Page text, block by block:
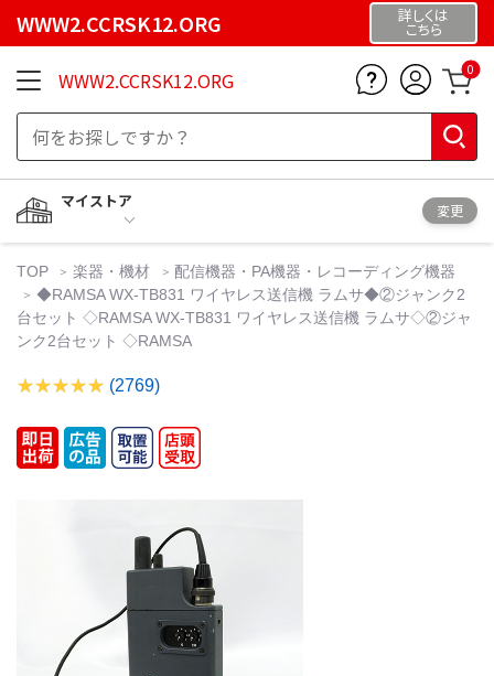
WWW2.CCRSK12.ORG 詳しくは
こちら
WWW2.CCRSK12.ORG 0
マイストア
変更
TOP 楽器・機材
配信機器・PA機器・レコーディング機器
◆RAMSA WX-TB831 ワイヤレス送信機 ラムサ◆②ジャンク2
台セット ◇RAMSA WX-TB831 ワイヤレス送信機 ラムサ◇②ジャ
ンク2台セット ◇RAMSA
(2769)